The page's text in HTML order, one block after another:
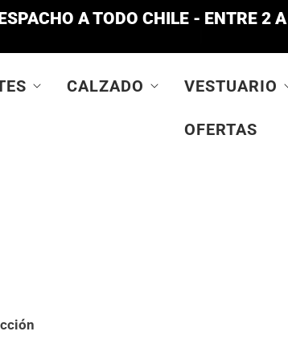
A TODO CHILE - ENTRE 2
CALZADO VESTUARIO
OFERTAS